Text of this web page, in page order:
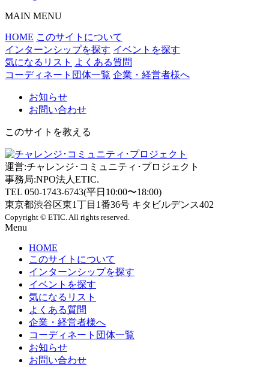
MAIN MENU
HOME このサイトについて
インターンシップを探す イベントを探す
気になるリスト よくある質問
コーディネート団体一覧 企業・経営者様へ
お知らせ
お問い合わせ
このサイトを教える
運営:チャレンジ･コミュニティ･プロジェクト
事務局:NPO法人ETIC.
TEL 050-1743-6743(平日10:00〜18:00)
東京都渋谷区東1丁目1番36号 キタビルデンス402
Copyright © ETIC. All rights reserved.
Menu
HOME
このサイトについて
インターンシップを探す
イベントを探す
気になるリスト
よくある質問
企業・経営者様へ
コーディネート団体一覧
お知らせ
お問い合わせ